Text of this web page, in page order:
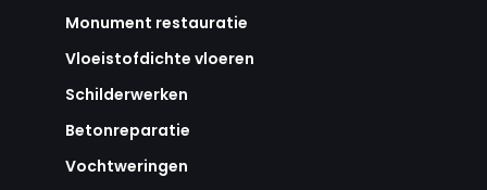
Monument restauratie
Vloeistofdichte vloeren
Schilderwerken
Betonreparatie
Vochtweringen